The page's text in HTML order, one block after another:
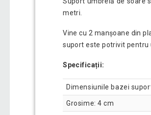
metri.
Vine cu 2 manșoane din
suport este potrivit pentru
Specificații:
Dimensiunile bazei
Grosime: 4 cm